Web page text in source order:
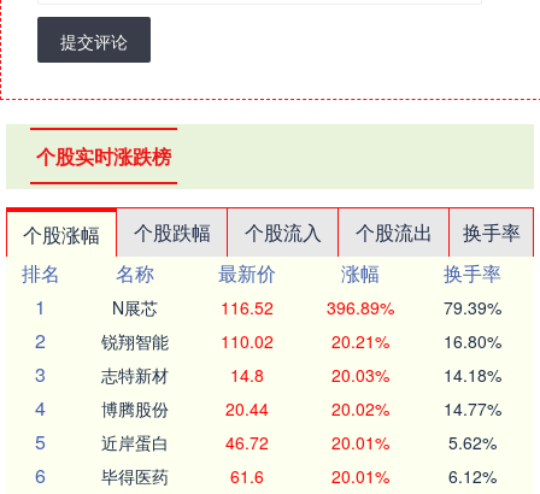
提交评论
个股实时涨跌榜
个股涨幅 个股跌幅 个股流入 个股流出
换手率
排名
名称 最新价 涨幅
换手率
1
N展芯 116.52 396.89% 79.39%
2 锐翔智能 110.02 20.21% 16.80%
3 志特新材 14.8 20.03% 14.18%
4 博腾股份 20.44 20.02% 14.77%
5 近岸蛋白 46.72 20.01% 5.62%
6 毕得医药 61.6 20.01% 6.12%